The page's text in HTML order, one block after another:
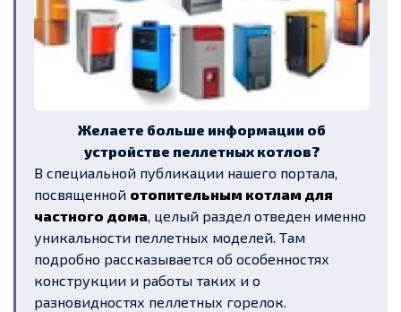
Желаете больше информации об
устройстве пеллетных котлов?
В специальной публикации нашего портала,
посвященной отопительным котлам для
частного дома, целый раздел отведен именно
уникальности пеллетных моделей. Там
подробно рассказывается об особенностях
конструкции и работы таких и о
разновидностях пеллетных горелок.